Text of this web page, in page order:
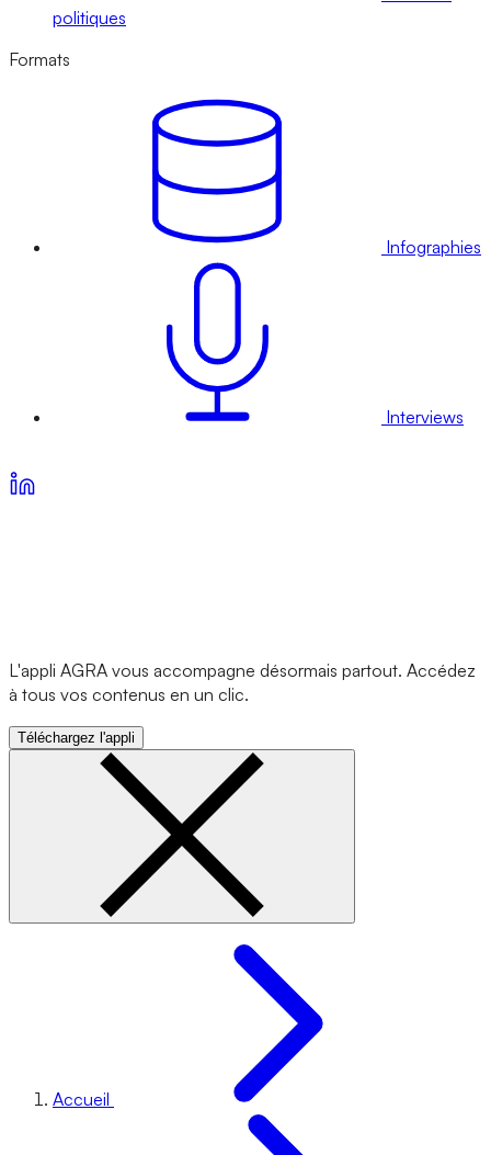
politiques
Formats
Infographies
Interviews
L'appli AGRA vous accompagne désormais partout. Accédez
à tous vos contenus en un clic.
Téléchargez l'appli
Accueil